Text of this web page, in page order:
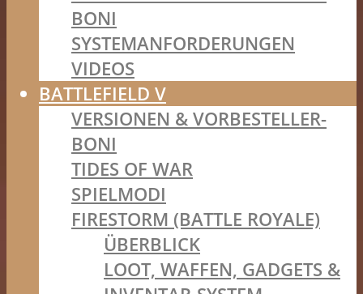
BONI
SYSTEMANFORDERUNGEN
VIDEOS
BATTLEFIELD V
VERSIONEN & VORBESTELLER-
BONI
TIDES OF WAR
SPIELMODI
FIRESTORM (BATTLE ROYALE)
ÜBERBLICK
LOOT, WAFFEN, GADGETS &